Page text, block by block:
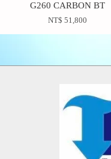
G260 CARBON BT
NT$ 51,800